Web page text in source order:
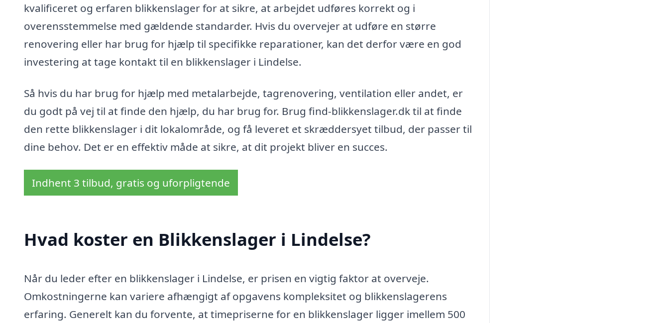
kvalificeret og erfaren blikkenslager for at sikre, at arbejdet udføres korrekt og i
overensstemmelse med gældende standarder. Hvis du overvejer at udføre en større
renovering eller har brug for hjælp til specifikke reparationer, kan det derfor være en god
investering at tage kontakt til en blikkenslager i Lindelse.
Så hvis du har brug for hjælp med metalarbejde, tagrenovering, ventilation eller andet, er
du godt på vej til at finde den hjælp, du har brug for. Brug find-blikkenslager.dk til at finde
den rette blikkenslager i dit lokalområde, og få leveret et skræddersyet tilbud, der passer til
dine behov. Det er en effektiv måde at sikre, at dit projekt bliver en succes.
Indhent 3 tilbud, gratis og uforpligtende
Hvad koster en Blikkenslager i Lindelse?
Når du leder efter en blikkenslager i Lindelse, er prisen en vigtig faktor at overveje.
Omkostningerne kan variere afhængigt af opgavens kompleksitet og blikkenslagerens
erfaring. Generelt kan du forvente, at timepriserne for en blikkenslager ligger imellem 500